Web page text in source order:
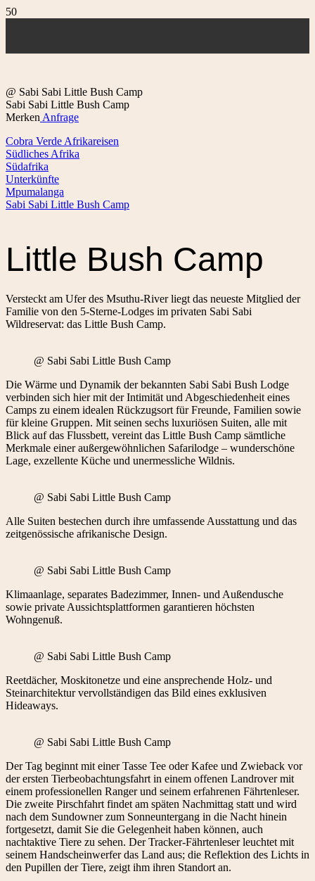
@ Sabi Sabi Little Bush Camp
Sabi Sabi Little Bush Camp
Merken Anfrage
Cobra Verde Afrikareisen
Südliches Afrika
Südafrika
Unterkünfte
Mpumalanga
Sabi Sabi Little Bush Camp
Little Bush Camp
Versteckt am Ufer des Msuthu-River liegt das neueste Mitglied der
Familie von den 5-Sterne-Lodges im privaten Sabi Sabi
Wildreservat: das Little Bush Camp.
@ Sabi Sabi Little Bush Camp
Die Wärme und Dynamik der bekannten Sabi Sabi Bush Lodge
verbinden sich hier mit der Intimität und Abgeschiedenheit eines
Camps zu einem idealen Rückzugsort für Freunde, Familien sowie
für kleine Gruppen. Mit seinen sechs luxuriösen Suiten, alle mit
Blick auf das Flussbett, vereint das Little Bush Camp sämtliche
Merkmale einer außergewöhnlichen Safarilodge – wunderschöne
Lage, exzellente Küche und unermessliche Wildnis.
@ Sabi Sabi Little Bush Camp
Alle Suiten bestechen durch ihre umfassende Ausstattung und das
zeitgenössische afrikanische Design.
@ Sabi Sabi Little Bush Camp
Klimaanlage, separates Badezimmer, Innen- und Außendusche
sowie private Aussichtsplattformen garantieren höchsten
Wohngenuß.
@ Sabi Sabi Little Bush Camp
Reetdächer, Moskitonetze und eine ansprechende Holz- und
Steinarchitektur vervollständigen das Bild eines exklusiven
Hideaways.
@ Sabi Sabi Little Bush Camp
Der Tag beginnt mit einer Tasse Tee oder Kafee und Zwieback vor
der ersten Tierbeobachtungsfahrt in einem offenen Landrover mit
einem professionellen Ranger und seinem erfahrenen Fährtenleser.
Die zweite Pirschfahrt findet am späten Nachmittag statt und wird
nach dem Sundowner zum Sonneuntergang in die Nacht hinein
fortgesetzt, damit Sie die Gelegenheit haben können, auch
nachtaktive Tiere zu sehen. Der Tracker-Fährtenleser leuchtet mit
seinem Handscheinwerfer das Land aus; die Reflektion des Lichts in
den Pupillen der Tiere, zeigt ihm ihren Standort an.